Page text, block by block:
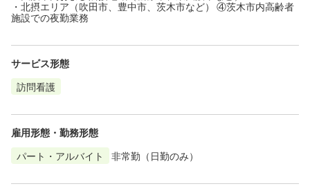
・北摂エリア（吹田市、豊中市、茨木市など） ④茨木市内高齢者
施設での夜勤業務
サービス形態
訪問看護
雇用形態・勤務形態
パート・アルバイト
非常勤（日勤のみ）